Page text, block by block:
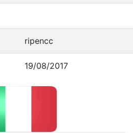
ripencc
19/08/2017